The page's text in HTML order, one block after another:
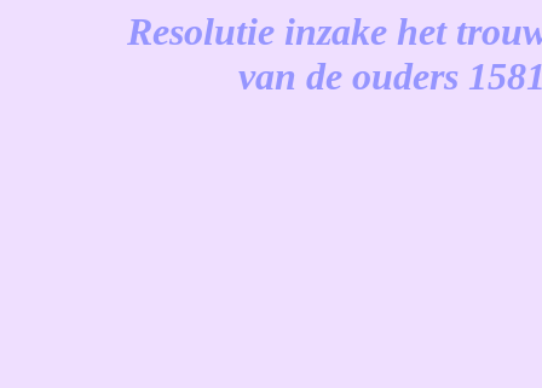
Resolutie inzake het
van de ouders